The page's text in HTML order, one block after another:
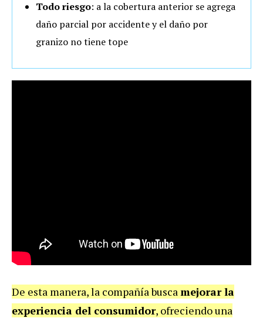
Todo riesgo: a la cobertura anterior se agrega
daño parcial por accidente y el daño por
granizo no tiene tope
De esta manera, la compañía buscamejorar la
experiencia del consumidor, ofreciendo una